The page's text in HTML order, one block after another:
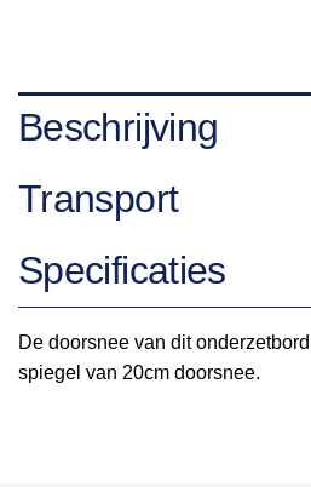
Beschrijving
Transport
Specificaties
De doorsnee van dit
spiegel van 20cm doorsnee.